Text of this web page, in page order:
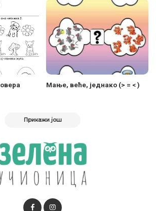
Maње, веће, једнако (> = < )
Прикажи још